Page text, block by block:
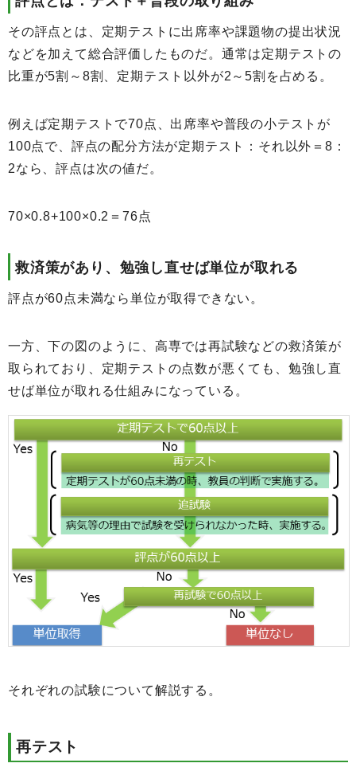
その評点とは、定期テストに出席率や課題物の提出状況
などを加えて総合評価したものだ。通常は定期テストの
比重が5割～8割、定期テスト以外が2～5割を占める。
例えば定期テストで70点、出席率や普段の小テストが
100点で、評点の配分方法が定期テスト：それ以外＝8：
2なら、評点は次の値だ。
70×0.8+100×0.2＝76点
救済策があり、勉強し直せば単位が取れる
評点が60点未満なら単位が取得できない。
一方、下の図のように、高専では再試験などの救済策が
取られており、定期テストの点数が悪くても、勉強し直
せば単位が取れる仕組みになっている。
それぞれの試験について解説する。
再テスト